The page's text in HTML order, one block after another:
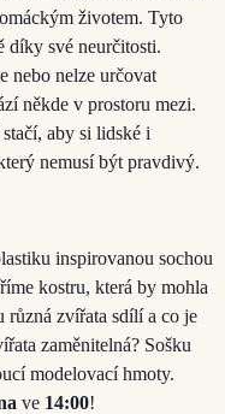
životem. Tyto
díky své neurčitosti.
nebo nelze určovat
někde v prostoru mezi.
aby si lidské i
nemusí být pravdivý.
inspirovanou sochou
kostru, která by mohla
zvířata sdílí a co je
zaměnitelná? Sošku
modelovací hmoty.
ve 14:00!